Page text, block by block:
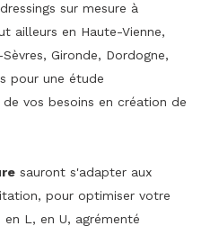
sur mesure à
ailleurs en Haute-Vienne,
Gironde, Dordogne,
pour une étude
vos besoins en création de
sauront s'adapter aux
pour optimiser votre
en L, en U, agrémenté